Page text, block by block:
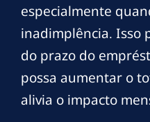
especialmente
inadimplência. Isso
do prazo do
possa aumentar o
alivia o impacto